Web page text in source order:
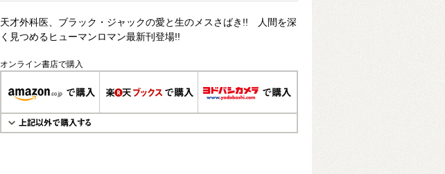
天才外科医、ブラック・ジャックの愛と生のメスさばき!! 人間を深
く見つめるヒューマンロマン最新刊登場!!
オンライン書店で購入